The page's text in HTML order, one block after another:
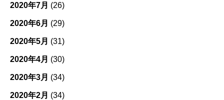
2020年7月 (26)
2020年6月 (29)
2020年5月 (31)
2020年4月 (30)
2020年3月 (34)
2020年2月 (34)